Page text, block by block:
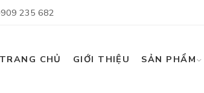
235 682
TRANG CHỦ GIỚI THIỆU SẢN PHẨM